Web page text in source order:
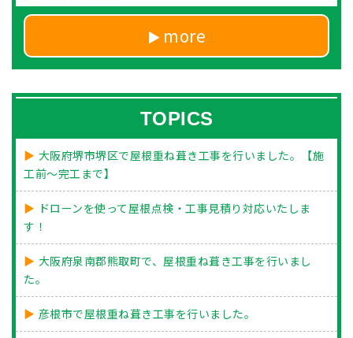
more
TOPICS
大阪府堺市堺区で屋根重ね葺き工事を行いました。【施
工前～完工まで】
ドローンを使って屋根点検・工事見積り対応いたしま
す！
大阪府泉南郡熊取町で、屋根重ね葺き工事を行いまし
た。
彦根市で屋根重ね葺き工事を行いました。